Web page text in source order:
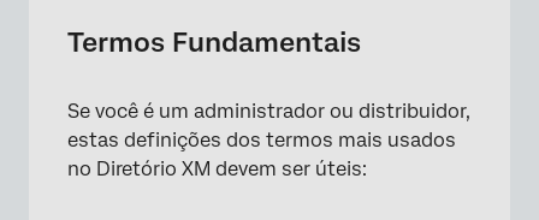
Termos Fundamentais
Se você é um administrador ou distribuidor,
estas definições dos termos mais usados
no Diretório XM devem ser úteis: